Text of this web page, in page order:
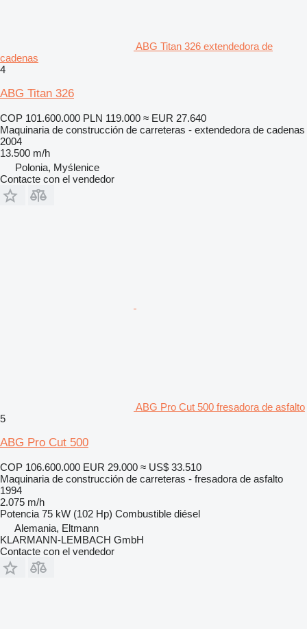
ABG Titan 326 extendedora de
cadenas
4
ABG Titan 326
COP 101.600.000 PLN 119.000 ≈ EUR 27.640
Maquinaria de construcción de carreteras - extendedora de cadenas
2004
13.500 m/h
Polonia, Myślenice
Contacte con el vendedor
ABG Pro Cut 500 fresadora de asfalto
5
ABG Pro Cut 500
COP 106.600.000 EUR 29.000 ≈ US$ 33.510
Maquinaria de construcción de carreteras - fresadora de asfalto
1994
2.075 m/h
Potencia 75 kW (102 Hp) Combustible diésel
Alemania, Eltmann
KLARMANN-LEMBACH GmbH
Contacte con el vendedor